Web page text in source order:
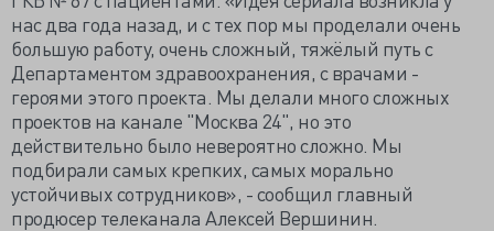
нас два года назад, и с тех пор мы проделали очень
большую работу, очень сложный, тяжёлый путь с
Департаментом здравоохранения, с врачами -
героями этого проекта. Мы делали много сложных
проектов на канале "Москва 24", но это
действительно было невероятно сложно. Мы
подбирали самых крепких, самых морально
устойчивых сотрудников», - сообщил главный
продюсер телеканала Алексей Вершинин.